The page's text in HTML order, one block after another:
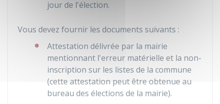
jour de l'élection.
Vous devez fournir les documents suivants :
Attestation délivrée par la mairie
mentionnant l'erreur matérielle et la non-
inscription sur les listes de la commune
(cette attestation peut être obtenue au
bureau des élections de la mairie).